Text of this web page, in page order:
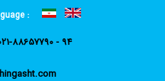
:
88657790 - 94